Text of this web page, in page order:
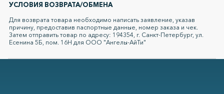
УСЛОВИЯ ВОЗВРАТА/ОБМЕНА
Для возврата товара необходимо написать заявление, указав
причину, предоставив паспортные данные, номер заказа и чек.
Затем отправить товар по адресу: 194354, г. Санкт-Петербург, ул.
Есенина 5Б, пом. 16Н для ООО "Ангелы-АйТи"